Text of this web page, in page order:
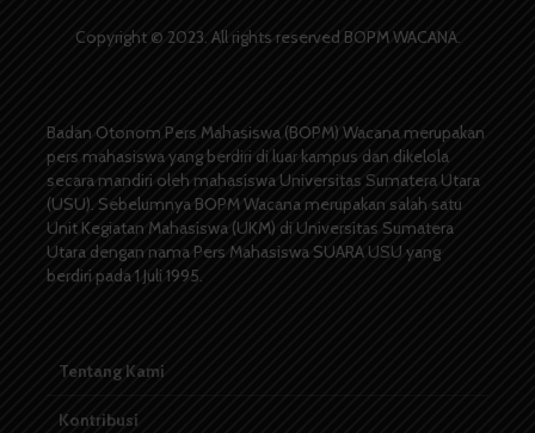
Copyright © 2023. All rights reserved BOPM WACANA.
Badan Otonom Pers Mahasiswa (BOPM) Wacana merupakan
pers mahasiswa yang berdiri di luar kampus dan dikelola
secara mandiri oleh mahasiswa Universitas Sumatera Utara
(USU). Sebelumnya BOPM Wacana merupakan salah satu
Unit Kegiatan Mahasiswa (UKM) di Universitas Sumatera
Utara dengan nama Pers Mahasiswa SUARA USU yang
berdiri pada 1 Juli 1995.
Tentang Kami
Kontribusi